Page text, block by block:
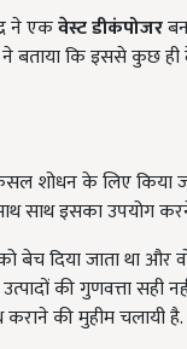
ने एकवेस्ट डीकंपोजर
बताया कि इससे कुछ
शोधन के लिए किया
इसका उपयोग करने
बेच दिया जाता था
की गुणवत्ता सही
की मुहीम चलायी है.